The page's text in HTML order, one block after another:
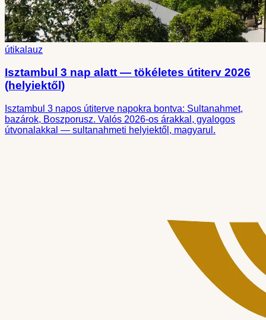
útikalauz
Isztambul 3 nap alatt — tökéletes útiterv 2026
(helyiektől)
Isztambul 3 napos útiterve napokra bontva: Sultanahmet,
bazárok, Boszporusz. Valós 2026-os árakkal, gyalogos
útvonalakkal — sultanahmeti helyiektől, magyarul.